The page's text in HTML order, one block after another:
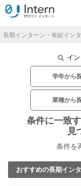
長期インターン・有給イン
イ
学年から
業種から
条件に一致
見
条件を
おすすめの長期イン